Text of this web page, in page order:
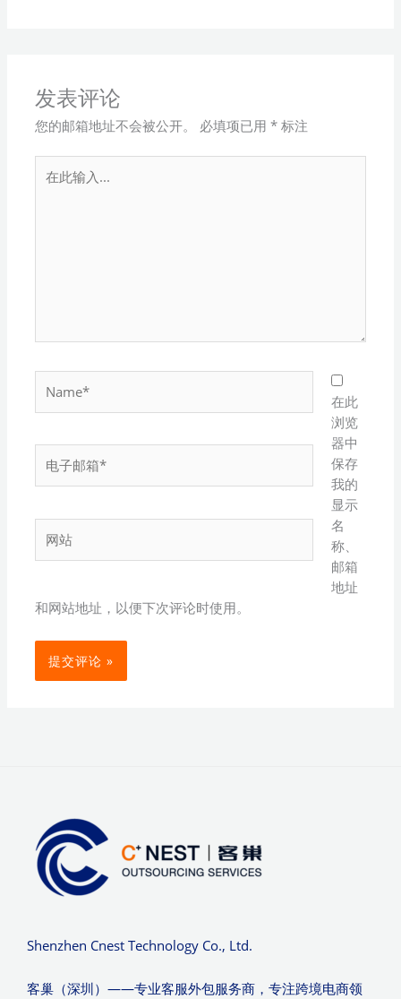
发表评论
您的邮箱地址不会被公开。 必填项已用* 标注
此
子
箱
站
在此
浏览
器中
保存
我的
显示
名
称、
邮箱
地址
和网站地址，以便下次评论时使用。
Shenzhen Cnest Technology Co., Ltd.
客巢（深圳）——专业客服外包服务商，专注跨境电商领